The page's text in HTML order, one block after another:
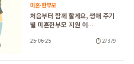
미혼·한부모
처음부터 함께 할게요, 생애 주기
별 미혼한부모 지원 이…
25-06-25 27379